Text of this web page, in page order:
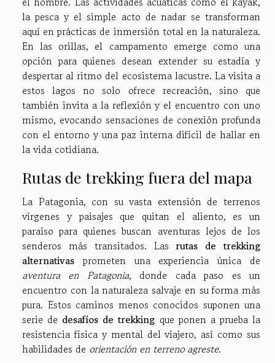
la pesca y el simple acto de nadar se transforman
aquí en prácticas de inmersión total en la naturaleza.
En las orillas, el campamento emerge como una
opción para quienes desean extender su estadía y
despertar al ritmo del ecosistema lacustre. La visita a
estos lagos no solo ofrece recreación, sino que
también invita a la reflexión y el encuentro con uno
mismo, evocando sensaciones de conexión profunda
con el entorno y una paz interna difícil de hallar en
la vida cotidiana.
Rutas de trekking fuera del mapa
La Patagonia, con su vasta extensión de terrenos
vírgenes y paisajes que quitan el aliento, es un
paraíso para quienes buscan aventuras lejos de los
senderos más transitados. Las rutas de trekking
alternativas prometen una experiencia única de
aventura en Patagonia, donde cada paso es un
encuentro con la naturaleza salvaje en su forma más
pura. Estos caminos menos conocidos suponen una
serie de desafíos de trekking que ponen a prueba la
resistencia física y mental del viajero, así como sus
habilidades de orientación en terreno agreste.